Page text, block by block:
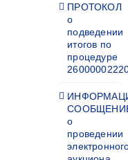
ПРОТОКОЛ
о
подведении
итогов по
процедуре
о
проведении